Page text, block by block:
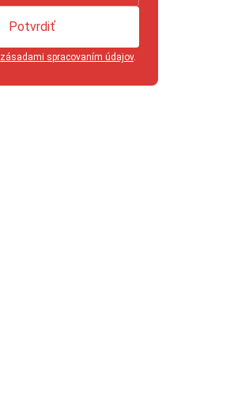
zásadami spracovaním údajov.
Potvrdiť